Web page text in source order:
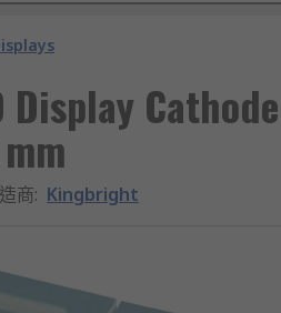
Cathode
商: Kingbright